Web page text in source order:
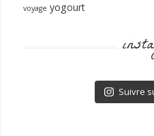
voyage yogourt
Suivre